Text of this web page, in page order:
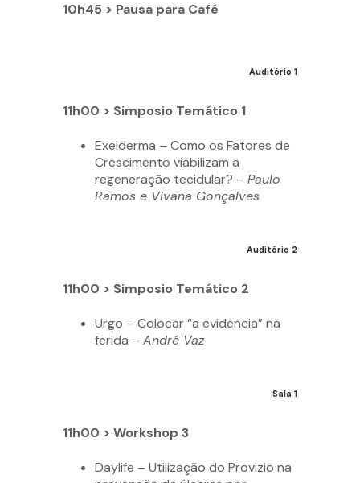
10h45 > Pausa para Café
Auditório 1
11h00 > Simposio Temático 1
Exelderma – Como os Fatores de
Crescimento viabilizam a
regeneração tecidular? – Paulo
Ramos e Vivana Gonçalves
Auditório 2
11h00 > Simposio Temático 2
Urgo – Colocar “a evidência” na
ferida – André Vaz
Sala 1
11h00 > Workshop 3
Daylife – Utilização do Provizio na